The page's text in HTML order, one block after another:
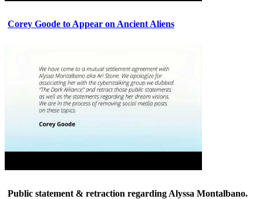
Corey Goode to Appear on Ancient Aliens
Public statement & retraction regarding Alyssa Montalbano.